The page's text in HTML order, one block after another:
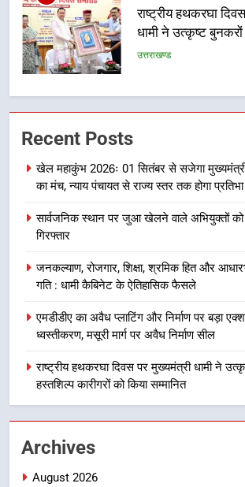
6
उत्तराखंड कांग्रेस में
7
वाले महीनों में हजारों
भर्ती
उत्तराखण्ड
8
का डीएम ने किया
गुणवत्तापूर्ण निर्माण
निर्देश, सुरक्षा मानकों
नहींः डीएम
उत्तराखण्ड
1
खेल महाकुंभ 2026ः
मुख्यमंत्री
न्याय पंचायत से राज्य
उत्तराखण्ड
2
Recent Posts
खेल महाकुंभ 2026ः 01 सितंबर से सजेगा मुख्यमंत्री
का मंच, न्याय पंचायत से राज्य स्तर तक होगा
सार्वजनिक स्थान पर जुआ खेलने वाले अभियुक्तों को
गिरफ्तार
जनकल्याण, रोजगार, शिक्षा, श्रमिक हित और
गति : धामी कैबिनेट के ऐतिहासिक फैसले
एमडीडीए का अवैध प्लाटिंग और निर्माण पर बड़ा
ध्वस्तीकरण, मसूरी मार्ग पर अवैध निर्माण सील
राष्ट्रीय हथकरघा दिवस पर मुख्यमंत्री धामी ने
हस्तशिल्प कारीगरों को किया सम्मानित
Archives
August 2026